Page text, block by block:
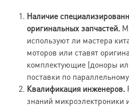
Наличие
оригинальных запчастей.
используют ли мастера
моторов или ставят
комплектующие (доноры
поставки по
Квалификация инженеров.
знаний микроэлектроники